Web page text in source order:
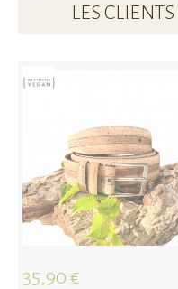
LES
35,90 €